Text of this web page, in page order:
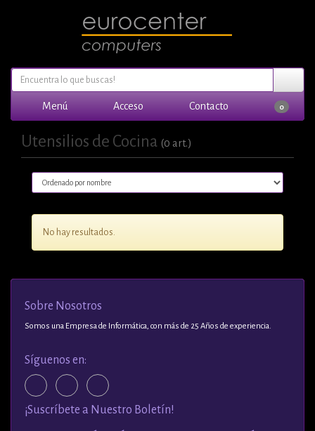
Menú Acceso Contacto 0
Utensilios de Cocina (0 art.)
No hay resultados.
Sobre Nosotros
Somos una Empresa de Informática, con más de 25 Años de experiencia.
Síguenos en:
¡Suscríbete a Nuestro Boletín!